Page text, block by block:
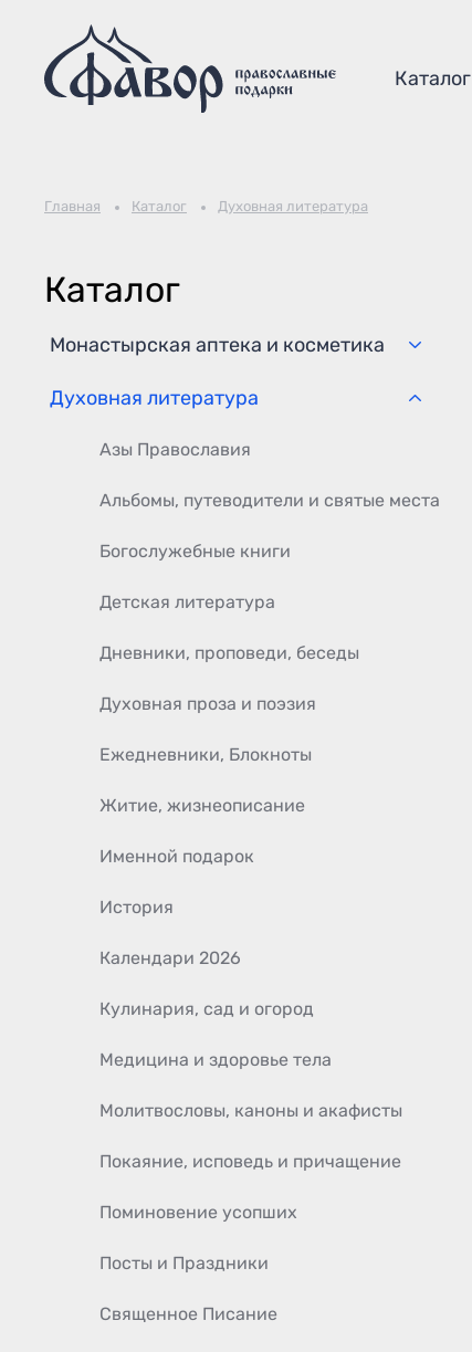
Каталог
Главная Каталог Духовная литература
Каталог
Монастырская аптека и косметика
Духовная литература
Азы Православия
Альбомы, путеводители и святые места
Богослужебные книги
Детская литература
Дневники, проповеди, беседы
Духовная проза и поэзия
Ежедневники, Блокноты
Житие, жизнеописание
Именной подарок
История
Календари 2026
Кулинария, сад и огород
Медицина и здоровье тела
Молитвословы, каноны и акафисты
Покаяние, исповедь и причащение
Поминовение усопших
Посты и Праздники
Священное Писание